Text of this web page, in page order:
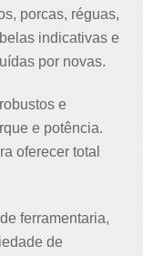
porcas, réguas,
indicativas e
por novas.
e
e potência.
oferecer total
ferramentaria,
de